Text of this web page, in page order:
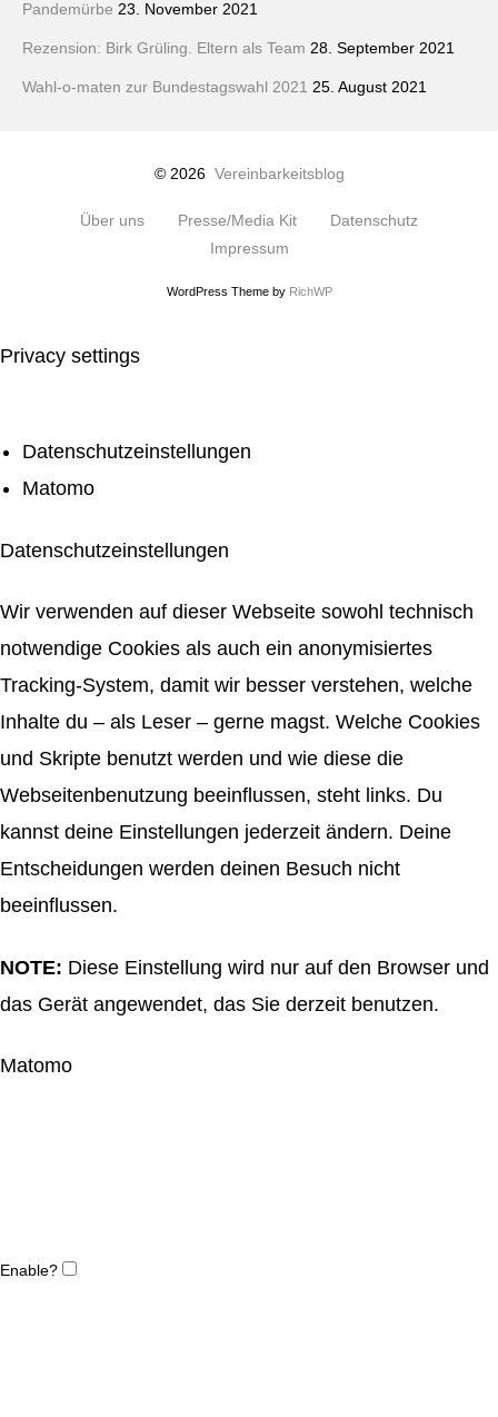
Pandemürbe 23. November 2021
Rezension: Birk Grüling. Eltern als Team 28. September 2021
Wahl-o-maten zur Bundestagswahl 2021 25. August 2021
© 2026 Vereinbarkeitsblog
Über uns Presse/Media Kit
Datenschutz
Impressum
WordPress Theme by RichWP
Privacy settings
Datenschutzeinstellungen
Matomo
Datenschutzeinstellungen
Wir verwenden auf dieser Webseite sowohl technisch
notwendige Cookies als auch ein anonymisiertes
Tracking-System, damit wir besser verstehen, welche
Inhalte du – als Leser – gerne magst. Welche Cookies
und Skripte benutzt werden und wie diese die
Webseitenbenutzung beeinflussen, steht links. Du
kannst deine Einstellungen jederzeit ändern. Deine
Entscheidungen werden deinen Besuch nicht
beeinflussen.
NOTE: Diese Einstellung wird nur auf den Browser und
das Gerät angewendet, das Sie derzeit benutzen.
Matomo
Enable?